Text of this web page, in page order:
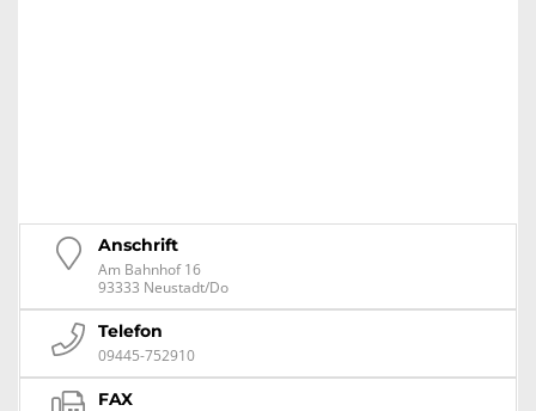
Anschrift
Am Bahnhof 16
93333 Neustadt/Do
Telefon
09445-752910
FAX